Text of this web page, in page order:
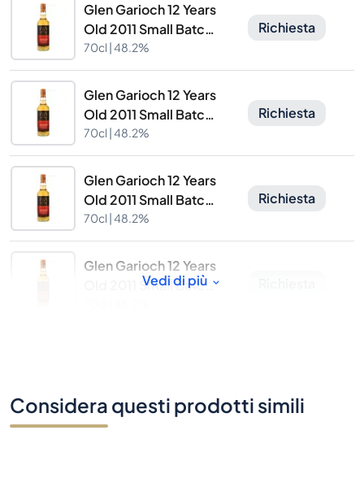
Glen Garioch 12 Years
Old 2011 Small Batch
Edition 14 Signatory
Vintage
70cl |48.2%
Richiesta
Glen Garioch 12 Years
Old 2011 Small Batch
Edition 14 Signatory
Vintage
70cl |48.2%
Richiesta
Glen Garioch 12 Years
Old 2011 Small Batch
Edition 14 Signatory
Vintage
70cl |48.2%
Richiesta
Glen Garioch 12 Years
Old 2011 Small Batch
Vedi di più
Considera questi prodotti simili